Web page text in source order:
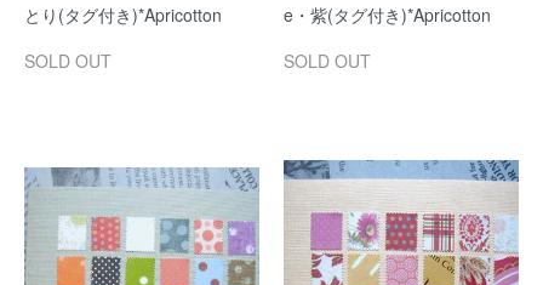
とり(タグ付き)*Apricotton
SOLD OUT
e・紫(タグ付き)*Apricotton
SOLD OUT